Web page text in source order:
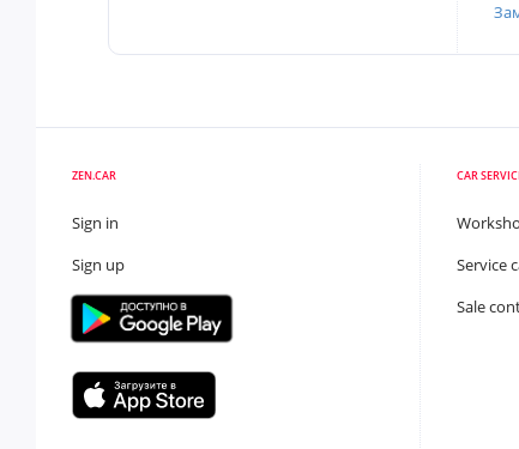
ZEN.CAR
Sign in
Sign up
CAR
Service
Sale